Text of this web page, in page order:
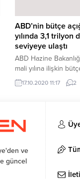
ABD’nin bütçe
yılında 3,1 trilyon
seviyeye ulaştı
ABD Hazine
mali yılına ilişkin
açıkladı. 1 Ekim
Eylül 2020'de sona
bütçe açığı 125
17.10.2020 11:17 2
ve
güncel